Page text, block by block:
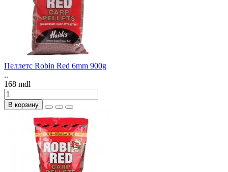
Пеллетс Robin Red 6mm 900g
..
168 mdl
В корзину